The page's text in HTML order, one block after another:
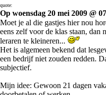
quote:
Op woensdag 20 mei 2009 @
Moet je al die gastjes hier nou
eens zelf voor de klas staan, dan
leraren te kleineren...
Het is algemeen bekend dat
een bedrijf niet zouden redden.
subjectief.
Mijn idee: Gewoon 21 dagen